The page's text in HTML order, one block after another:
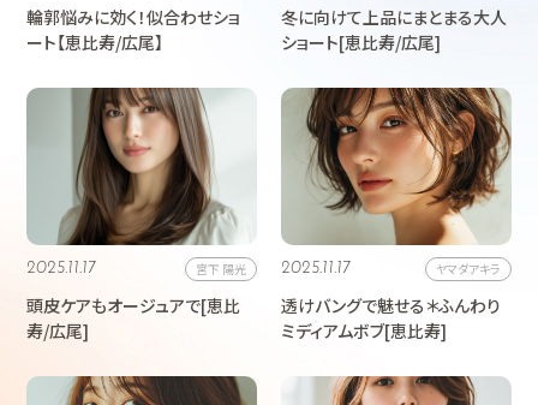
輪郭悩みに効く！似合わせショ
ート【恵比寿/広尾】
冬に向けて上品にまとまる大人
ショート[恵比寿/広尾]
2025.11.17
頭皮ケアもオージュアで[恵比
寿/広尾]
宮下 陽光 2025.11.17
透けバングで魅せる＊ふんわり
ミディアムボブ[恵比寿]
ヤマダアキラ